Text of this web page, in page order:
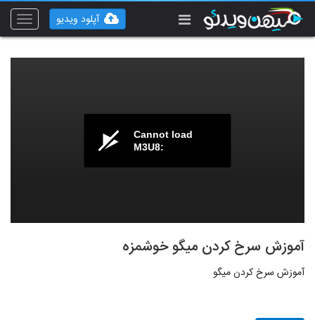
Toggle
آپلود ویدیو
Cannot load
M3U8:
آموزش سرخ کردن میگو خوشمزه
آموزش سرخ کردن میگو